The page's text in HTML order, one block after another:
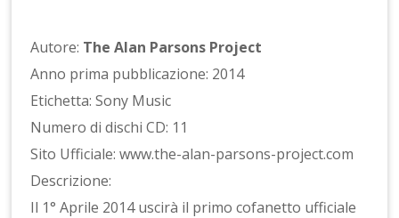
Autore: The Alan Parsons Project
Anno prima pubblicazione: 2014
Etichetta: Sony Music
Numero di dischi CD: 11
Sito Ufficiale: www.the-alan-parsons-project.com
Descrizione:
Il 1° Aprile 2014 uscirà il primo cofanetto ufficiale